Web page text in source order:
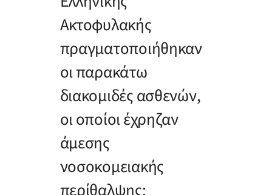
Ακτοφυλακής
πραγματοποιήθηκαν
οι παρακάτω
διακομιδές ασθενών,
οι οποίοι έχρηζαν
άμεσης
νοσοκομειακής